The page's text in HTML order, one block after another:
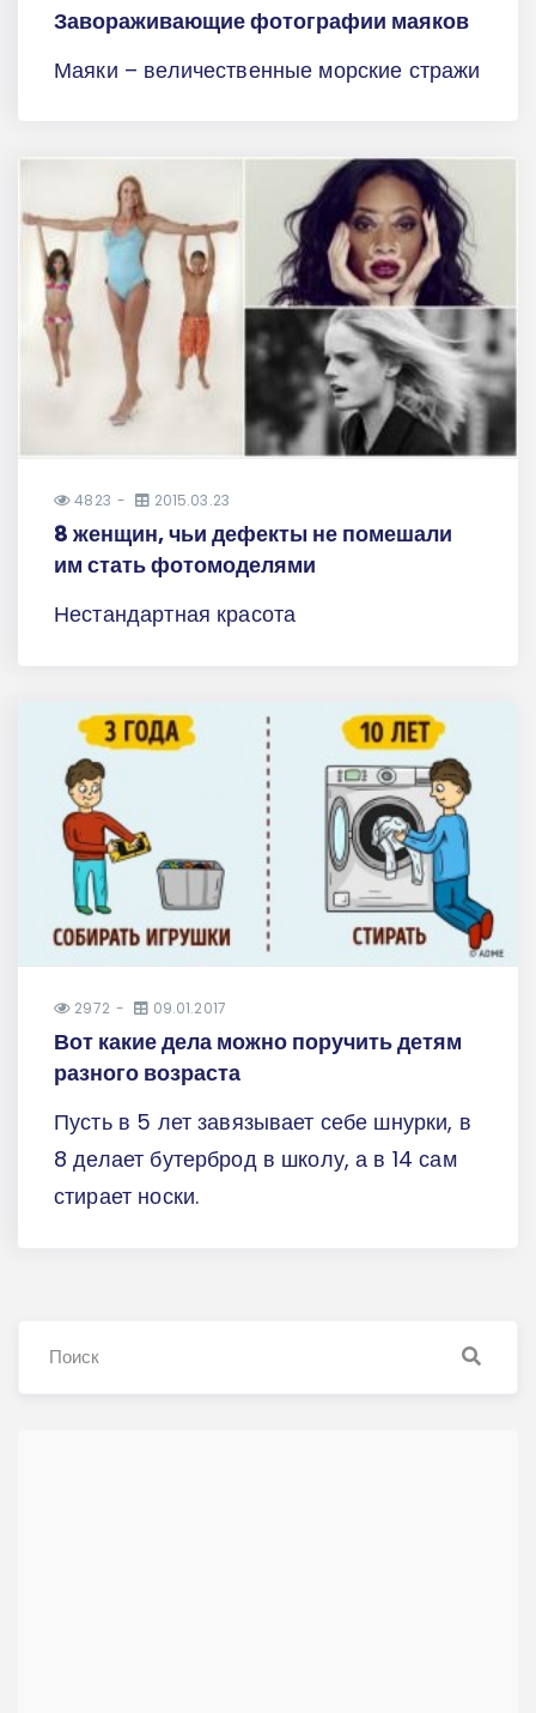
Завораживающие фотографии маяков
Маяки – величественные морские стражи
4823 2015.03.23
8 женщин, чьи дефекты не помешали
им стать фотомоделями
Нестандартная красота
2972 09.01.2017
Вот какие дела можно поручить детям
разного возраста
Пусть в 5 лет завязывает себе шнурки, в
8 делает бутерброд в школу, а в 14 сам
стирает носки.